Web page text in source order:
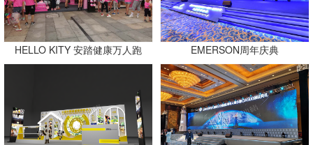
HELLO KITY 安踏健康万人跑 EMERSON周年庆典